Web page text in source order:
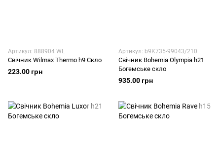
Артикул: 888904 WL
Свічник Wilmax Thermo h9 Скло
223.00 грн
Артикул: b9K735-99043/210
Свічник Bohemia Olympia h21
Богемське скло
935.00 грн